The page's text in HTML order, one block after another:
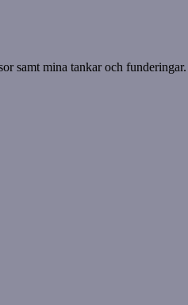
samt mina tankar och